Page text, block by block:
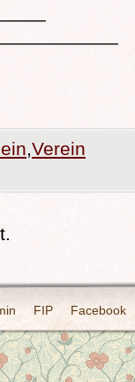
,Verein
FIP Facebook